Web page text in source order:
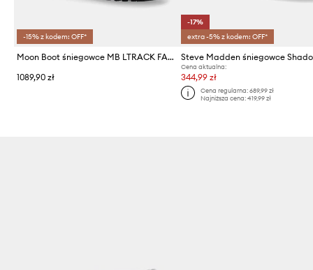
-15% z kodem: OFF*
Moon Boot śniegowce MB LTRACK FAUX FUR WP
1089,90 zł
-17%
extra -5% z kodem: OFF*
Steve Madden śniegowce
Cena aktualna:
344,99 zł
Cena regularna: 689,99 zł
Najniższa cena: 419,99 zł